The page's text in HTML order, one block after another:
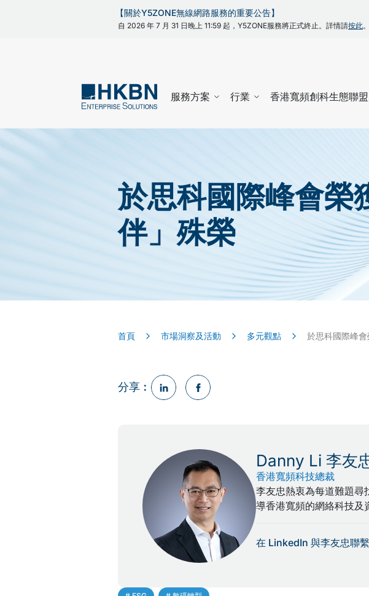
【關於Y5ZONE無線網路服務的重要公告】
自 2026 年 7 月 31 日晚上 11:59 起，Y5ZONE服務將正式終止。詳情請按此。
服務方案 行業 香港寬頻創科生態聯盟
於思科國際峰會榮
伴」殊榮
首頁 市場洞察及活動 多元觀點 於思科國際峰
分享︰
Danny Li 李友
香港寬頻科技總裁
李友忠熱衷為每道難題尋
導香港寬頻的網絡科技及
在 LinkedIn 與李友忠聯繫